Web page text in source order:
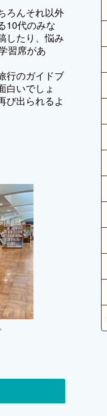
ろんそれ以外
10代のみな
したり、悩み
習席があ
行のガイドブ
白いでしょ
び出られるよ